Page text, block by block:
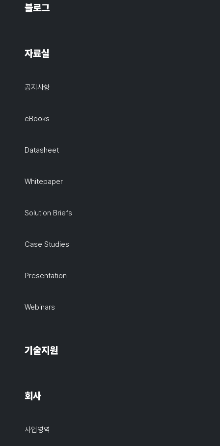
블로그
자료실
공지사항
eBooks
Datasheet
Whitepaper
Solution Briefs
Case Studies
Presentation
Webinars
기술지원
회사
사업영역